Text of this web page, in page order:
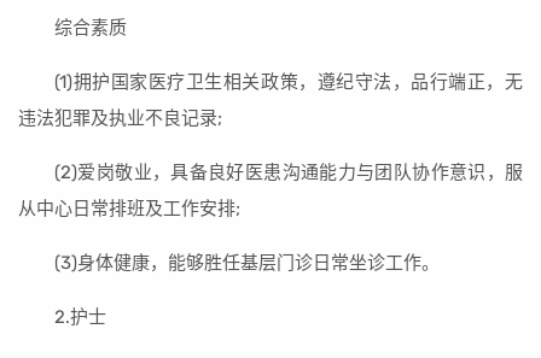
综合素质
(1)拥护国家医疗卫生相关政策，遵纪守法，品行端正，无
违法犯罪及执业不良记录;
(2)爱岗敬业，具备良好医患沟通能力与团队协作意识，服
从中心日常排班及工作安排;
(3)身体健康，能够胜任基层门诊日常坐诊工作。
2.护士